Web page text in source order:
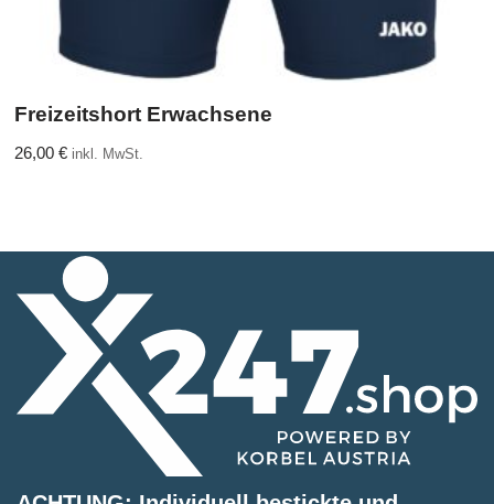
Freizeitshort Erwachsene
26,00 € inkl. MwSt.